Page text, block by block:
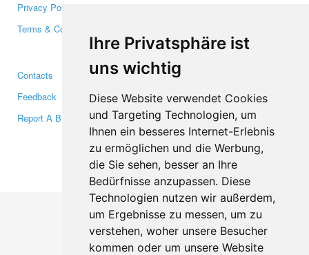
Ihre Privatsphäre ist
uns wichtig
Diese Website verwendet Cookies
und Targeting Technologien, um
Ihnen ein besseres Internet-Erlebnis
zu ermöglichen und die Werbung,
die Sie sehen, besser an Ihre
Bedürfnisse anzupassen. Diese
Technologien nutzen wir außerdem,
um Ergebnisse zu messen, um zu
verstehen, woher unsere Besucher
kommen oder um unsere Website
Privacy Policy
Terms & Conditions
Media
Contacts
Feedback
Report A Bug
Facebook
Twitter
YouTube
Google+
Makis© Copyright 2026